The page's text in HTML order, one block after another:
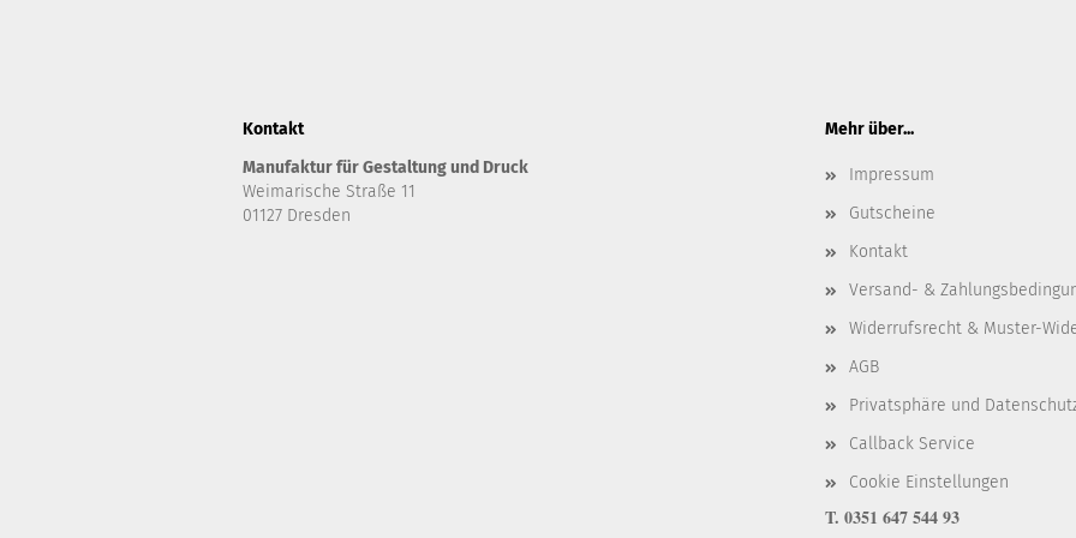
Kontakt
Manufaktur für Gestaltung und Druck
Weimarische Straße 11
01127 Dresden
Mehr über...
Impressum
Gutscheine
Kontakt
Versand- &
Widerrufsrecht & Muster-
AGB
Privatsphäre und
Callback Service
Cookie Einstellungen
T. 0351 647 544 93